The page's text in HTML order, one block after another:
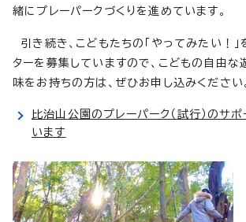
緒にプレーパークづくりを進めています。
引き続き、こどもたちの「やってみたい！
ターを募集していますので、こどもの自由な
味をお持ちの方は、ぜひお申し込みください
比治山公園のプレーパーク（試行）のサ
います